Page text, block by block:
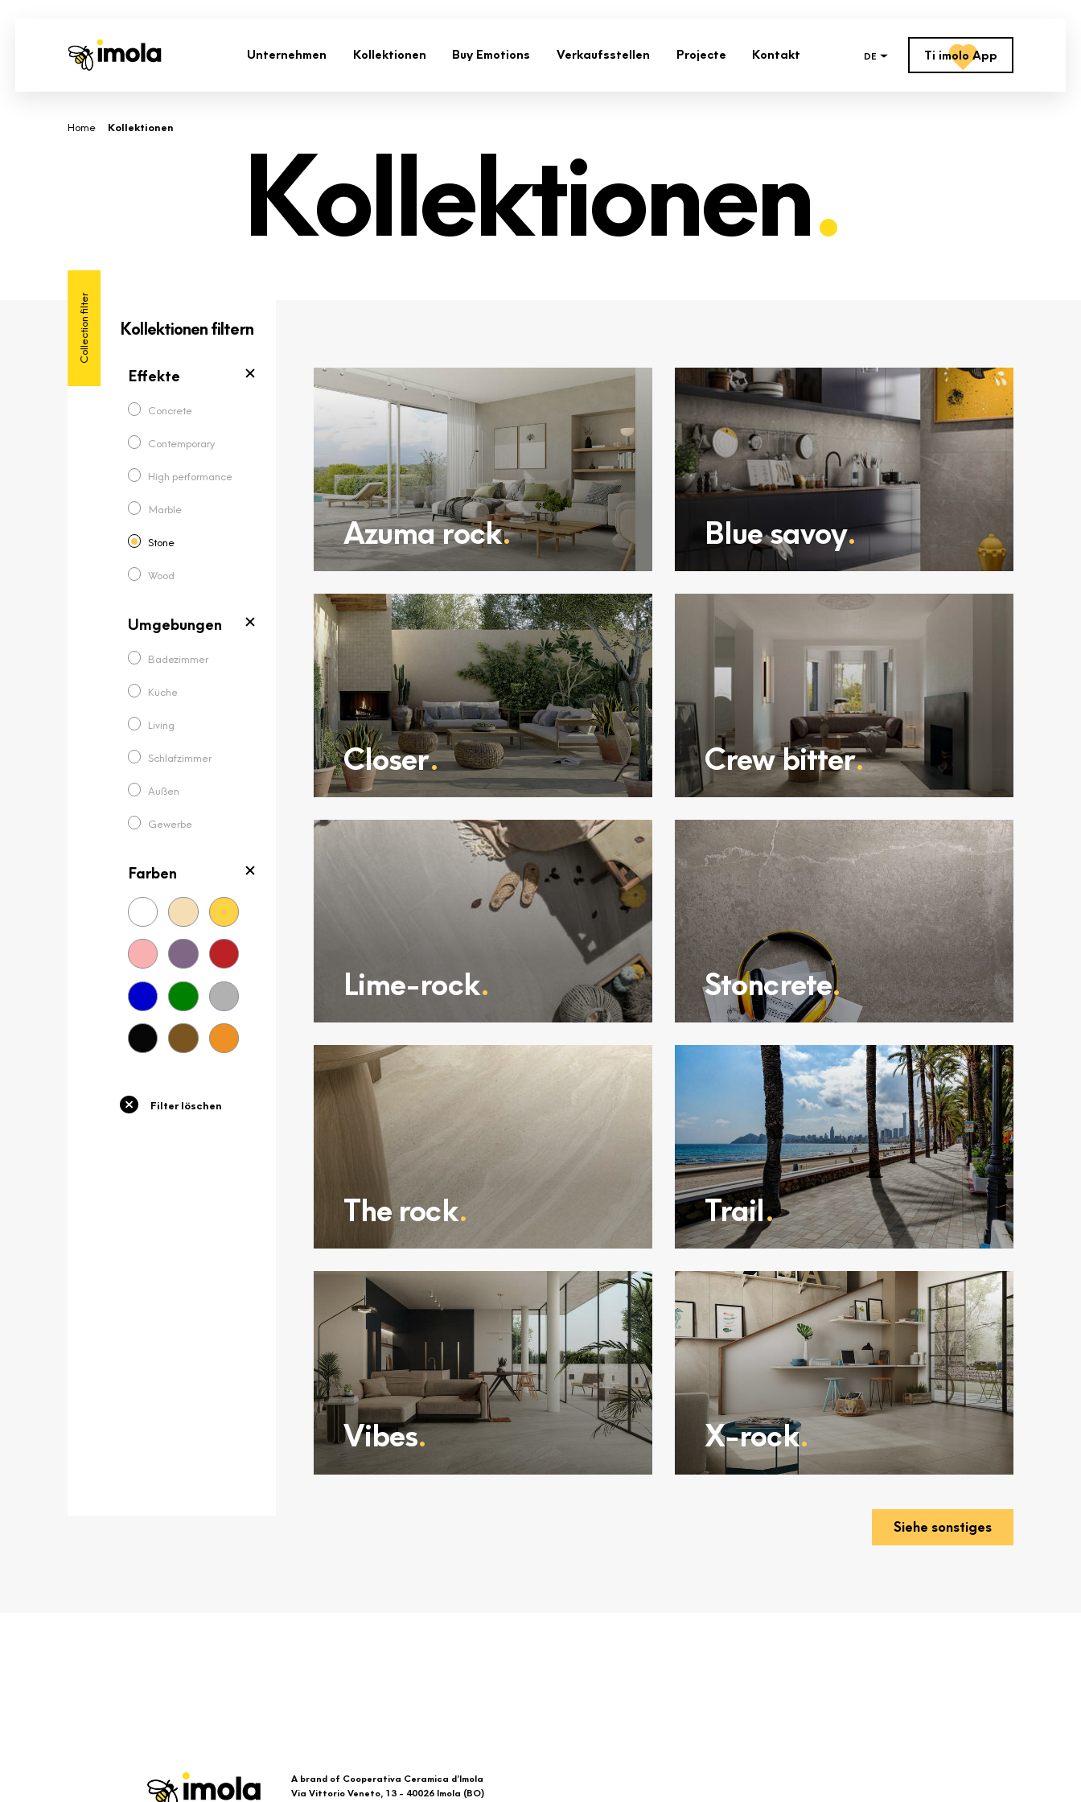
Unternehmen Kollektionen Buy Emotions Verkaufsstellen Projecte Kontakt DE Ti imolo App
Home Kollektionen
Kollektionen.
Collection filter Kollektionen filtern
Effekte
Concrete
Contemporary
High performance
Marble
Stone
Wood
Umgebungen
Badezimmer
Küche
Living
Schlafzimmer
Außen
Gewerbe
Farben
Filter löschen
Azuma rock. Blue savoy.
Closer. Crew bitter.
Lime-rock. Stoncrete.
The rock. Trail.
Vibes. X-rock.
Siehe sonstiges
A brand of Cooperativa Ceramica d’Imola
Via Vittorio Veneto, 13 - 40026 Imola (BO)